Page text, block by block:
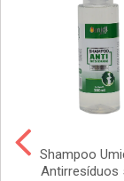
Shampoo
Antirresíduos